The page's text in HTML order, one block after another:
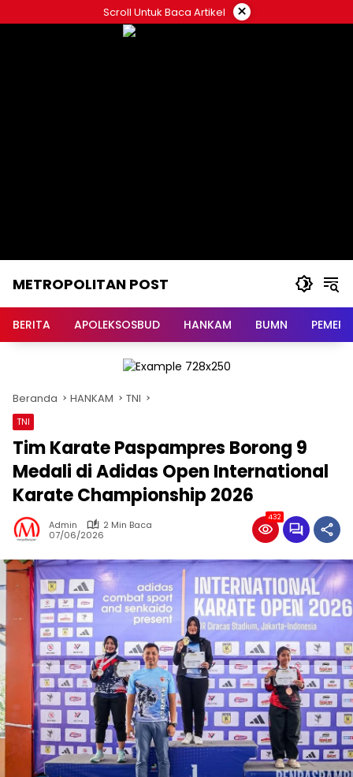
ke
Scroll Untuk Baca Artikel ×
METROPOLITAN POST
BERITA APOLEKSOSBUD HANKAM BUMN
Beranda HANKAM TNI
TNI
Tim Karate Paspampres Borong 9
Medali di Adidas Open International
Karate Championship 2026
Admin
2 Min Baca
07/06/2026
432